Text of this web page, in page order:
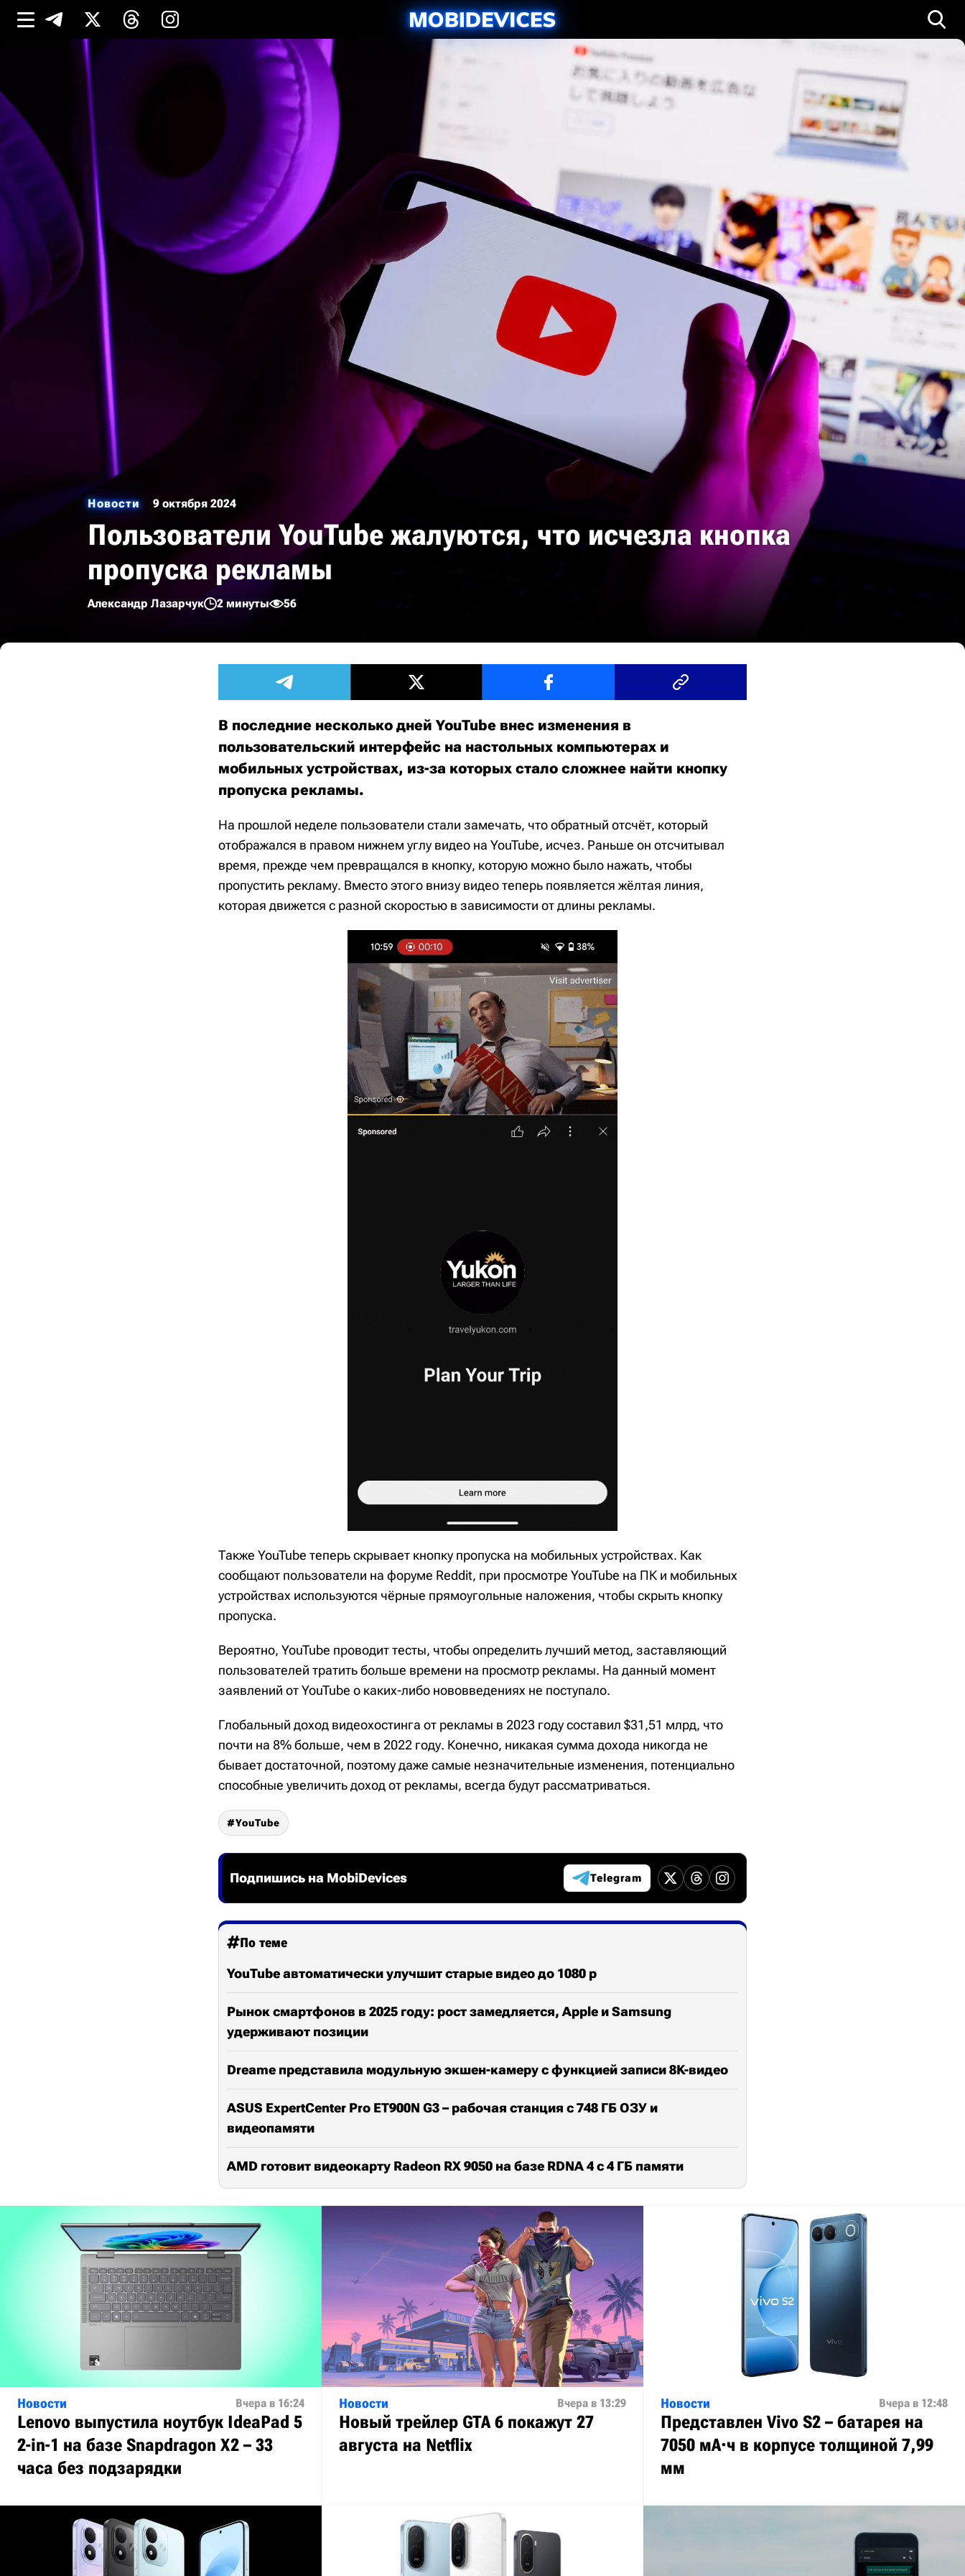
Новости 9 октября 2024
Пользователи YouTube жалуются, что исчезла кнопка
пропуска рекламы
Александр Лазарчук 2 минуты 56
В последние несколько дней YouTube внес изменения в
пользовательский интерфейс на настольных компьютерах и
мобильных устройствах, из-за которых стало сложнее найти кнопку
пропуска рекламы.
На прошлой неделе пользователи стали замечать, что обратный отсчёт, который
отображался в правом нижнем углу видео на YouTube, исчез. Раньше он отсчитывал
время, прежде чем превращался в кнопку, которую можно было нажать, чтобы
пропустить рекламу. Вместо этого внизу видео теперь появляется жёлтая линия,
которая движется с разной скоростью в зависимости от длины рекламы.
Также YouTube теперь скрывает кнопку пропуска на мобильных устройствах. Как
сообщают пользователи на форуме Reddit, при просмотре YouTube на ПК и мобильных
устройствах используются чёрные прямоугольные наложения, чтобы скрыть кнопку
пропуска.
Вероятно, YouTube проводит тесты, чтобы определить лучший метод, заставляющий
пользователей тратить больше времени на просмотр рекламы. На данный момент
заявлений от YouTube о каких-либо нововведениях не поступало.
Глобальный доход видеохостинга от рекламы в 2023 году составил $31,51 млрд, что
почти на 8% больше, чем в 2022 году. Конечно, никакая сумма дохода никогда не
бывает достаточной, поэтому даже самые незначительные изменения, потенциально
способные увеличить доход от рекламы, всегда будут рассматриваться.
YouTube
Подпишись на MobiDevices Telegram
По теме
YouTube автоматически улучшит старые видео до 1080 р
Рынок смартфонов в 2025 году: рост замедляется, Apple и Samsung
удерживают позиции
Dreame представила модульную экшен-камеру с функцией записи 8K-видео
ASUS ExpertCenter Pro ET900N G3 – рабочая станция с 748 ГБ ОЗУ и
видеопамяти
AMD готовит видеокарту Radeon RX 9050 на базе RDNA 4 с 4 ГБ памяти
Новости Вчера в 16:24
Lenovo выпустила ноутбук IdeaPad 5
2-in-1 на базе Snapdragon X2 – 33
часа без подзарядки
Новости Вчера в 13:29
Новый трейлер GTA 6 покажут 27
августа на Netflix
Новости Вчера в 12:48
Представлен Vivo S2 – батарея на
7050 мА·ч в корпусе толщиной 7,99
мм